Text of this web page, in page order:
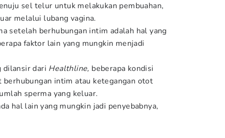
sel telur untuk melakukan pembuahan,
melalui lubang vagina.
setelah berhubungan intim adalah hal yang
faktor lain yang mungkin menjadi
dilansir dari Healthline, beberapa kondisi
intim atau ketegangan otot
sperma yang keluar.
hal lain yang mungkin jadi penyebabnya,